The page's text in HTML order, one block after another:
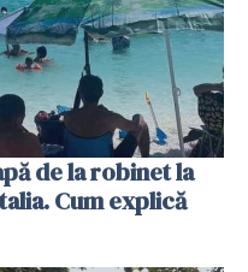
de la robinet la
Cum explică